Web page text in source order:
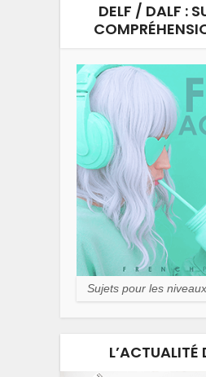
DELF / DALF :
Sujets pour les
L’ACTUALITÉ